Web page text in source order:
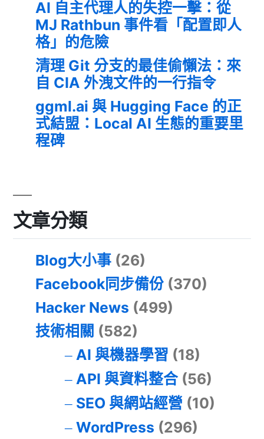
AI 自主代理人的失控一擊：從
MJ Rathbun 事件看「配置即人
格」的危險
清理 Git 分支的最佳偷懶法：來
自 CIA 外洩文件的一行指令
ggml.ai 與 Hugging Face 的正
式結盟：Local AI 生態的重要里
程碑
文章分類
Blog大小事 (26)
Facebook同步備份 (370)
Hacker News (499)
技術相關 (582)
AI 與機器學習 (18)
API 與資料整合(56)
SEO 與網站經營 (10)
WordPress (296)